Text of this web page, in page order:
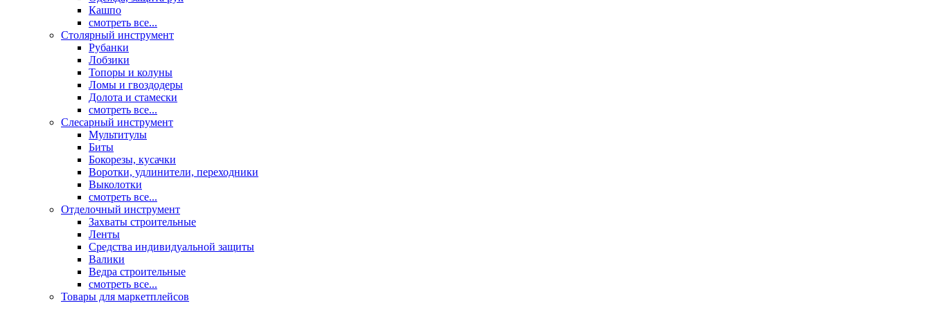
Кашпо
смотреть все...
Столярный инструмент
Рубанки
Лобзики
Топоры и колуны
Ломы и гвоздодеры
Долота и стамески
смотреть все...
Слесарный инструмент
Мультитулы
Биты
Бокорезы, кусачки
Воротки, удлинители, переходники
Выколотки
смотреть все...
Отделочный инструмент
Захваты строительные
Ленты
Средства индивидуальной защиты
Валики
Ведра строительные
смотреть все...
Товары для маркетплейсов